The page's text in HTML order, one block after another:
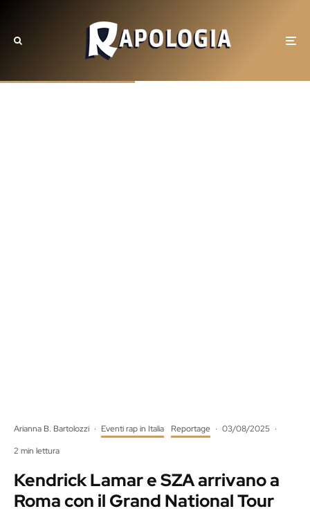
Arianna B. Bartolozzi · Eventi rap in Italia Reportage · 03/08/2025 ·
2 min lettura
Kendrick Lamar e SZA arrivano a
Roma con il Grand National Tour